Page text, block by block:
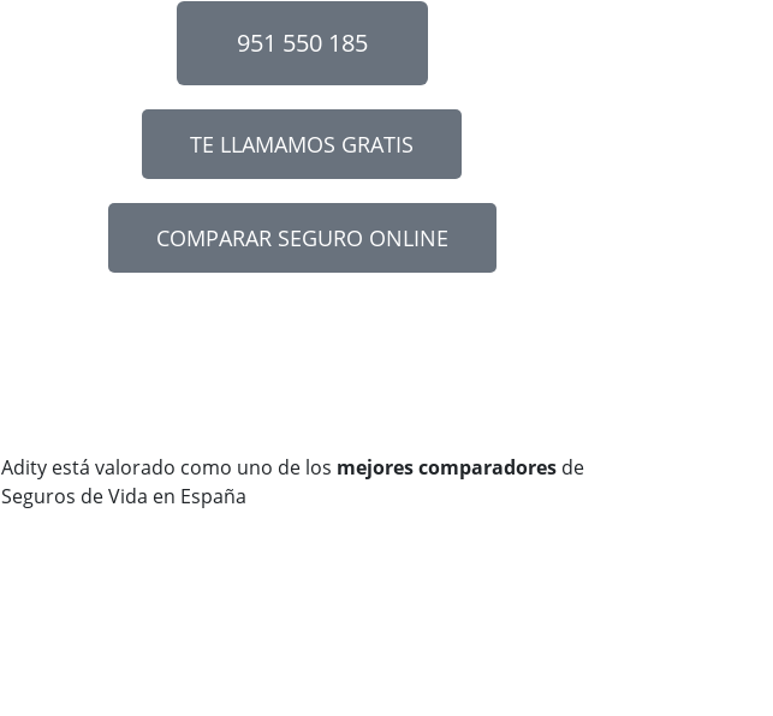
951 550 185
TE LLAMAMOS GRATIS
COMPARAR SEGURO ONLINE
Adity está valorado como uno de los mejores comparadores de
Seguros de Vida en España